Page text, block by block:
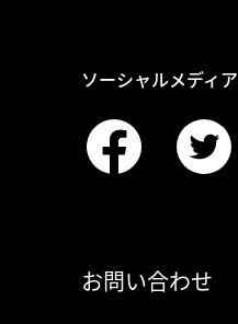
ソーシャルメディア
お問い合わせ